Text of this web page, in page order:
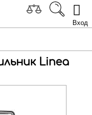
Вход
Linea